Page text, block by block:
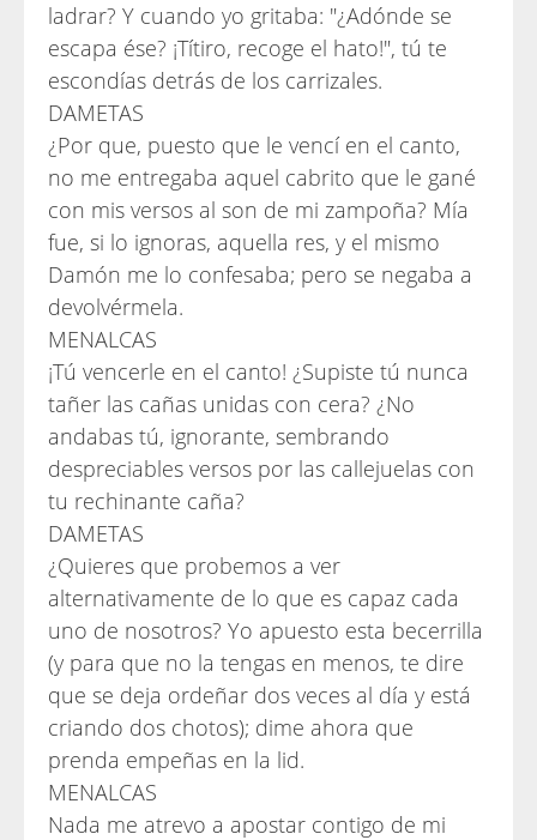
ladrar? Y cuando yo gritaba: "¿Adónde se
escapa ése? ¡Títiro, recoge el hato!", tú te
escondías detrás de los carrizales.
DAMETAS
¿Por que, puesto que le vencí en el canto,
no me entregaba aquel cabrito que le gané
con mis versos al son de mi zampoña? Mía
fue, si lo ignoras, aquella res, y el mismo
Damón me lo confesaba; pero se negaba a
devolvérmela.
MENALCAS
¡Tú vencerle en el canto! ¿Supiste tú nunca
tañer las cañas unidas con cera? ¿No
andabas tú, ignorante, sembrando
despreciables versos por las callejuelas con
tu rechinante caña?
DAMETAS
¿Quieres que probemos a ver
alternativamente de lo que es capaz cada
uno de nosotros? Yo apuesto esta becerrilla
(y para que no la tengas en menos, te dire
que se deja ordeñar dos veces al día y está
criando dos chotos); dime ahora que
prenda empeñas en la lid.
MENALCAS
Nada me atrevo a apostar contigo de mi